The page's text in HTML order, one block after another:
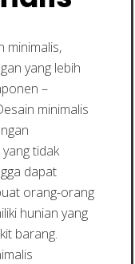
minimalis,
yang lebih
–
minimalis
tidak
dapat
orang-orang
hunian yang
barang.